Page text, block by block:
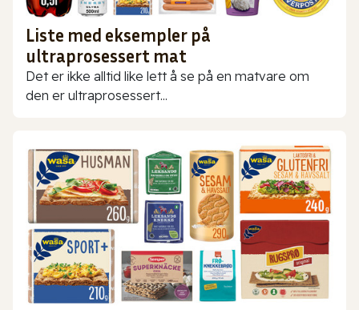
Liste med eksempler på
ultraprosessert mat
Det er ikke alltid like lett å se på en matvare om
den er ultraprosessert...